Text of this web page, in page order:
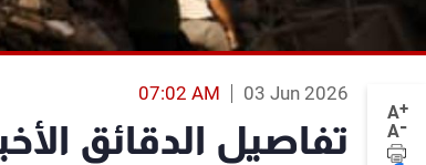
A+
A-
03 Jun 2026
07:02 AM
تفاصيل الدقائق